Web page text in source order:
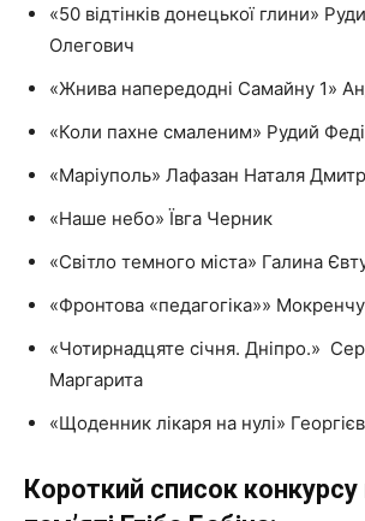
«50 відтінків донецької глини»
Олегович
«Жнива напередодні Самайну 1»
«Коли пахне смаленим» Рудий
«Маріуполь» Лафазан Наталя
«Наше небо» Ївга Черник
«Світло темного міста» Галина
«Фронтова «педагогіка»»
«Чотирнадцяте січня. Дніпро.»
Маргарита
«Щоденник лікаря на нулі»
Короткий список конкурсу